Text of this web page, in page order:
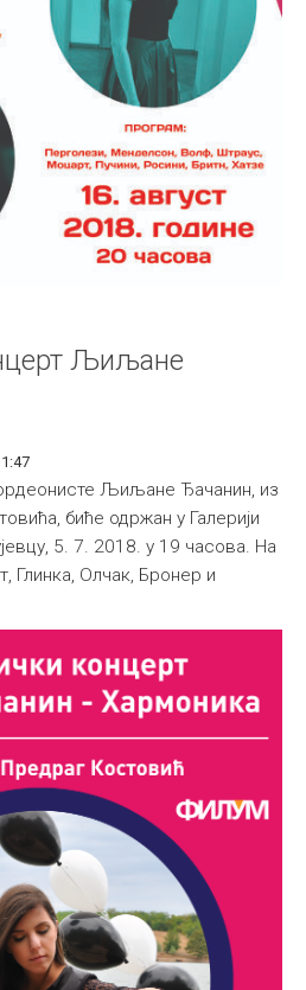
Љиљане
Љиљане Ђачанин, из
биће одржан у Галерији
5. 7. 2018. у 19 часова. На
Глинка, Олчак, Бронер и